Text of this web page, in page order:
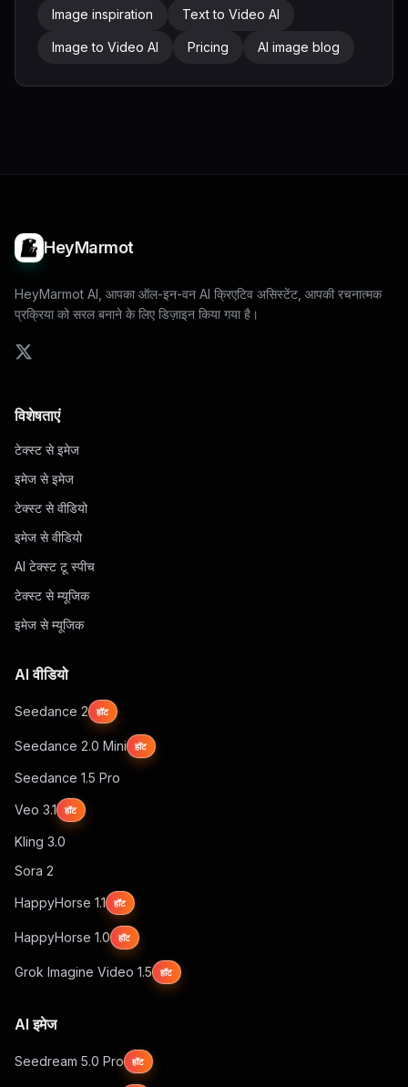
Image inspiration
Text to Video AI
Image to Video AI Pricing AI image blog
HeyMarmot
HeyMarmot AI, आपका ऑल-इन-वन AI क्रिएटिव असिस्टेंट, आपकी रचनात्मक
प्रक्रिया को सरल बनाने के लिए डिज़ाइन किया गया है।
विशेषताएं
टेक्स्ट से इमेज
इमेज से इमेज
टेक्स्ट से वीडियो
इमेज से वीडियो
AI टेक्स्ट टू स्पीच
टेक्स्ट से म्यूजिक
इमेज से म्यूजिक
AI वीडियो
Seedance 2 हॉट
Seedance 2.0 Mini हॉट
Seedance 1.5 Pro
Veo 3.1 हॉट
Kling 3.0
Sora 2
HappyHorse 1.1 हॉट
HappyHorse 1.0 हॉट
Grok Imagine Video 1.5 हॉट
AI इमेज
Seedream 5.0 Pro हॉट